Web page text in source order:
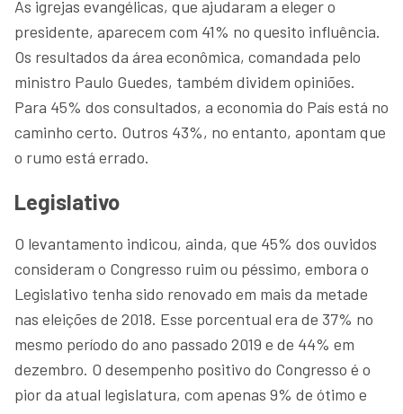
As igrejas evangélicas, que ajudaram a eleger o
presidente, aparecem com 41% no quesito influência.
Os resultados da área econômica, comandada pelo
ministro Paulo Guedes, também dividem opiniões.
Para 45% dos consultados, a economia do País está no
caminho certo. Outros 43%, no entanto, apontam que
o rumo está errado.
Legislativo
O levantamento indicou, ainda, que 45% dos ouvidos
consideram o Congresso ruim ou péssimo, embora o
Legislativo tenha sido renovado em mais da metade
nas eleições de 2018. Esse porcentual era de 37% no
mesmo período do ano passado 2019 e de 44% em
dezembro. O desempenho positivo do Congresso é o
pior da atual legislatura, com apenas 9% de ótimo e